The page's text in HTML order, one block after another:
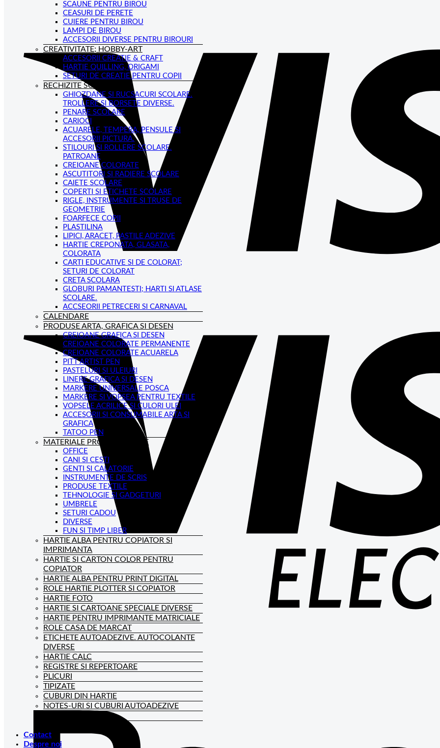
SCAUNE PENTRU BIROU
CEASURI DE PERETE
CUIERE PENTRU BIROU
LAMPI DE BIROU
ACCESORII DIVERSE PENTRU BIROURI
CREATIVITATE; HOBBY-ART
ACCESORII CREATIE & CRAFT
HARTIE QUILLING, ORIGAMI
SETURI DE CREATIE PENTRU COPII
RECHIZITE SCOLARE
GHIOZDANE SI RUCSACURI SCOLARE.
TROLLERE SI BORSETE DIVERSE.
PENARE SCOLARE
CARIOCI
ACUARELE, TEMPERA, PENSULE SI
ACCESORII PICTURA.
STILOURI SI ROLLERE SCOLARE.
PATROANE
CREIOANE COLORATE
ASCUTITORI SI RADIERE SCOLARE
CAIETE SCOLARE
COPERTI SI ETICHETE SCOLARE
RIGLE, INSTRUMENTE SI TRUSE DE
GEOMETRIE
FOARFECE COPII
PLASTILINA
LIPICI, ARACET, PASTILE ADEZIVE
HARTIE CREPONATA, GLASATA,
COLORATA
CARTI EDUCATIVE SI DE COLORAT;
SETURI DE COLORAT
CRETA SCOLARA
GLOBURI PAMANTESTI; HARTI SI ATLASE
SCOLARE.
ACCSEORII PETRECERI SI CARNAVAL
CALENDARE
PRODUSE ARTA, GRAFICA SI DESEN
CREIOANE GRAFICA SI DESEN
CREIOANE COLORATE PERMANENTE
CREIOANE COLORATE ACUARELA
PITT ARTIST PEN
PASTELURI SI ULEIURI
LINERE GRAFICA SI DESEN
MARKERE UNIVERSALE POSCA
MARKERE SI VOPSEA PENTRU TEXTILE
VOPSELE ACRILICE SI CULORI ULEI
ACCESORII SI CONSUMABILE ARTA SI
GRAFICA
TATOO PEN
MATERIALE PROMOTIONALE
OFFICE
CANI SI CESTI
GENTI SI CALATORIE
INSTRUMENTE DE SCRIS
PRODUSE TEXTILE
TEHNOLOGIE SI GADGETURI
UMBRELE
SETURI CADOU
DIVERSE
FUN SI TIMP LIBER
HARTIE ALBA PENTRU COPIATOR SI
IMPRIMANTA
HARTIE SI CARTON COLOR PENTRU
COPIATOR
HARTIE ALBA PENTRU PRINT DIGITAL
ROLE HARTIE PLOTTER SI COPIATOR
HARTIE FOTO
HARTIE SI CARTOANE SPECIALE DIVERSE
HARTIE PENTRU IMPRIMANTE MATRICIALE
ROLE CASA DE MARCAT
ETICHETE AUTOADEZIVE. AUTOCOLANTE
DIVERSE
HARTIE CALC
REGISTRE SI REPERTOARE
PLICURI
TIPIZATE
CUBURI DIN HARTIE
NOTES-URI SI CUBURI AUTOADEZIVE
Contact
Despre noi